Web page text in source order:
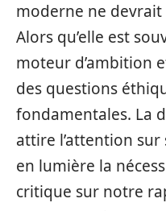
moderne ne devrait
Alors qu’elle est
moteur d’ambition
des questions
fondamentales. La
attire l’attention
en lumière la
critique sur notre